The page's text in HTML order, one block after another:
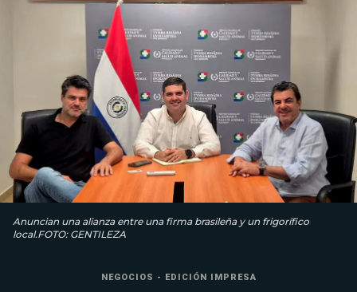
Anuncian una alianza entre una firma brasileña y un frigorífico
local.FOTO: GENTILEZA
NEGOCIOS - EDICIÓN IMPRESA